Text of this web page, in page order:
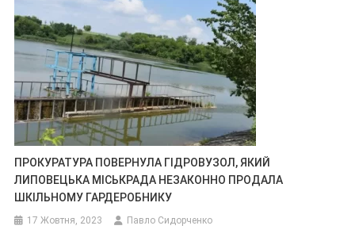
ПРОКУРАТУРА ПОВЕРНУЛА ГІДРОВУЗОЛ, ЯКИЙ
ЛИПОВЕЦЬКА МІСЬКРАДА НЕЗАКОННО ПРОДАЛА
ШКІЛЬНОМУ ГАРДЕРОБНИКУ
17 Жовтня, 2023 Павло Сидорченко